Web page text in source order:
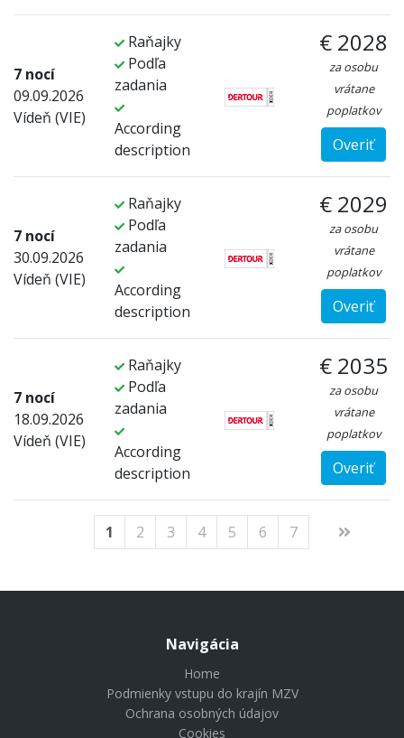
7 nocí
09.09.2026
Vídeň (VIE)
Raňajky
Podľa
zadania
According
description
€ 2028
za osobu
vrátane
poplatkov
Overiť
7 nocí
30.09.2026
Vídeň (VIE)
Raňajky
Podľa
zadania
According
description
€ 2029
za osobu
vrátane
poplatkov
Overiť
7 nocí
18.09.2026
Vídeň (VIE)
Raňajky
Podľa
zadania
According
description
€ 2035
za osobu
vrátane
poplatkov
Overiť
1 2 3 4 5 6 7
Navigácia
Home
Podmienky vstupu do krajín MZV
Ochrana osobných údajov
Cookies